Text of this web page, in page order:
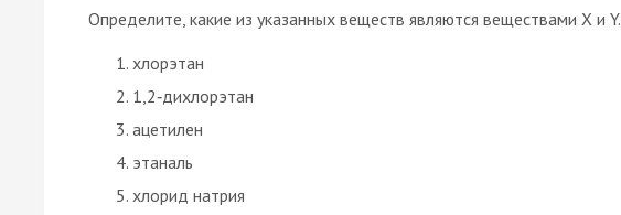
Определите, какие из указанных веществ являются веществами X и Y.
хлорэтан
1,2‑дихлорэтан
ацетилен
этаналь
хлорид натрия